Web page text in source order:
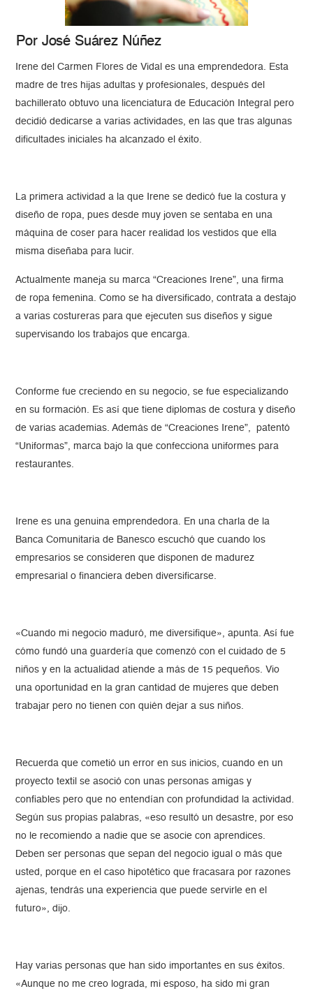
Por José Suárez Núñez
Irene del Carmen Flores de Vidal es una emprendedora. Esta
madre de tres hijas adultas y profesionales, después del
bachillerato obtuvo una licenciatura de Educación Integral pero
decidió dedicarse a varias actividades, en las que tras algunas
dificultades iniciales ha alcanzado el éxito.
La primera actividad a la que Irene se dedicó fue la costura y
diseño de ropa, pues desde muy joven se sentaba en una
máquina de coser para hacer realidad los vestidos que ella
misma diseñaba para lucir.
Actualmente maneja su marca “Creaciones Irene”, una firma
de ropa femenina. Como se ha diversificado, contrata a destajo
a varias costureras para que ejecuten sus diseños y sigue
supervisando los trabajos que encarga.
Conforme fue creciendo en su negocio, se fue especializando
en su formación. Es así que tiene diplomas de costura y diseño
de varias academias. Además de “Creaciones Irene”, patentó
“Uniformas”, marca bajo la que confecciona uniformes para
restaurantes.
Irene es una genuina emprendedora. En una charla de la
Banca Comunitaria de Banesco escuchó que cuando los
empresarios se consideren que disponen de madurez
empresarial o financiera deben diversificarse.
«Cuando mi negocio maduró, me diversifique», apunta. Así fue
cómo fundó una guardería que comenzó con el cuidado de 5
niños y en la actualidad atiende a más de 15 pequeños. Vio
una oportunidad en la gran cantidad de mujeres que deben
trabajar pero no tienen con quién dejar a sus niños.
Recuerda que cometió un error en sus inicios, cuando en un
proyecto textil se asoció con unas personas amigas y
confiables pero que no entendían con profundidad la actividad.
Según sus propias palabras, «eso resultó un desastre, por eso
no le recomiendo a nadie que se asocie con aprendices.
Deben ser personas que sepan del negocio igual o más que
usted, porque en el caso hipotético que fracasara por razones
ajenas, tendrás una experiencia que puede servirle en el
futuro», dijo.
Hay varias personas que han sido importantes en sus éxitos.
«Aunque no me creo lograda, mi esposo, ha sido mi gran